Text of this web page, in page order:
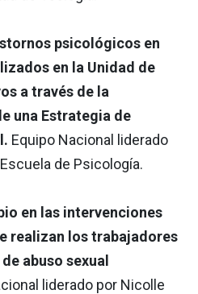
psicológicos en
en la Unidad de
a través de la
una Estrategia de
Equipo Nacional liderado
de Psicología.
en las intervenciones
realizan los trabajadores
abuso sexual
liderado por Nicolle